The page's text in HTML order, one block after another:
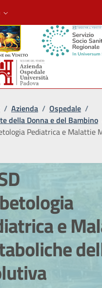
/ Azienda / Ospedale /
della Donna e del Bambino
Pediatrica e Malattie
e